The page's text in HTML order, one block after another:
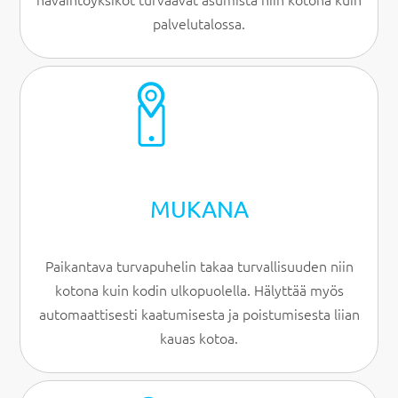
palvelutalossa.
MUKANA
Paikantava turvapuhelin takaa turvallisuuden niin
kotona kuin kodin ulkopuolella. Hälyttää myös
automaattisesti kaatumisesta ja poistumisesta liian
kauas kotoa.